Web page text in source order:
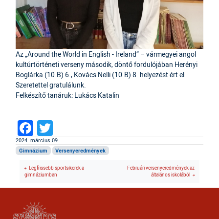
Az „Around the World in English - Ireland” – vármegyei angol
kultúrtörténeti verseny második, döntő fordulójában Herényi
Boglárka (10.B) 6., Kovács Nelli (10.B) 8. helyezést ért el.
Szeretettel gratulálunk.
Felkészítő tanáruk: Lukács Katalin
Facebook
2024. március 09.
Gimnázium Versenyeredmények
Legfrissebb sportsikerek a
gimnáziumban
Februári versenyeredmények az
általános iskolából